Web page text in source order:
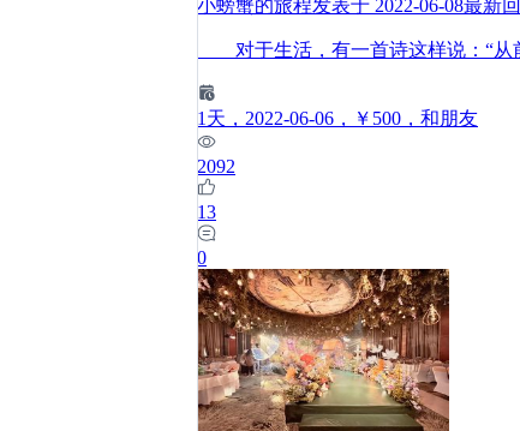
小螃蟹的旅程发表于 2022-06-08最新
对于生活，有一首诗这样说：“从
1 天 ，2022-06-06 ，￥500 ，和朋友
2092
13
0